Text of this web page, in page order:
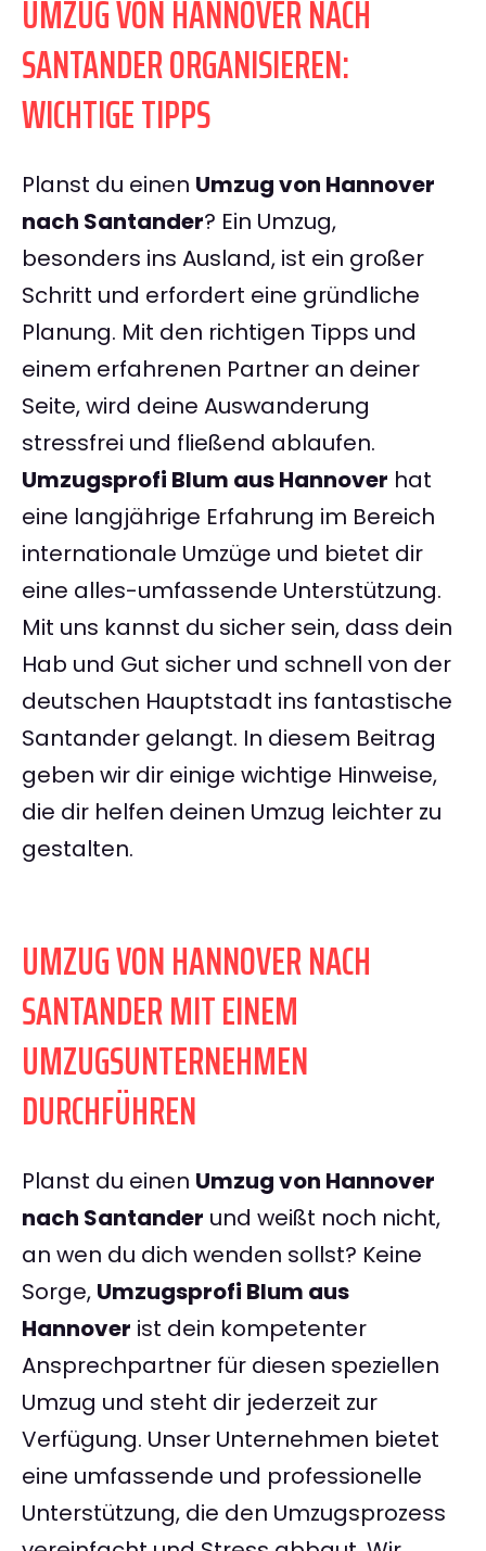
UMZUG VON HANNOVER NACH
SANTANDER ORGANISIEREN:
WICHTIGE TIPPS
Planst du einen Umzug von Hannover
nach Santander? Ein Umzug,
besonders ins Ausland, ist ein großer
Schritt und erfordert eine gründliche
Planung. Mit den richtigen Tipps und
einem erfahrenen Partner an deiner
Seite, wird deine Auswanderung
stressfrei und fließend ablaufen.
Umzugsprofi Blum aus Hannover hat
eine langjährige Erfahrung im Bereich
internationale Umzüge und bietet dir
eine alles-umfassende Unterstützung.
Mit uns kannst du sicher sein, dass dein
Hab und Gut sicher und schnell von der
deutschen Hauptstadt ins fantastische
Santander gelangt. In diesem Beitrag
geben wir dir einige wichtige Hinweise,
die dir helfen deinen Umzug leichter zu
gestalten.
UMZUG VON HANNOVER NACH
SANTANDER MIT EINEM
UMZUGSUNTERNEHMEN
DURCHFÜHREN
Planst du einen Umzug von Hannover
nach Santander und weißt noch nicht,
an wen du dich wenden sollst? Keine
Sorge, Umzugsprofi Blum aus
Hannover ist dein kompetenter
Ansprechpartner für diesen speziellen
Umzug und steht dir jederzeit zur
Verfügung. Unser Unternehmen bietet
eine umfassende und professionelle
Unterstützung, die den Umzugsprozess